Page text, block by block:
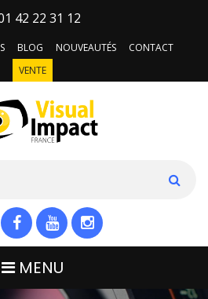
42 22 31 12
BLOG NOUVEAUTÉS
CONTACT
VENTE
MENU